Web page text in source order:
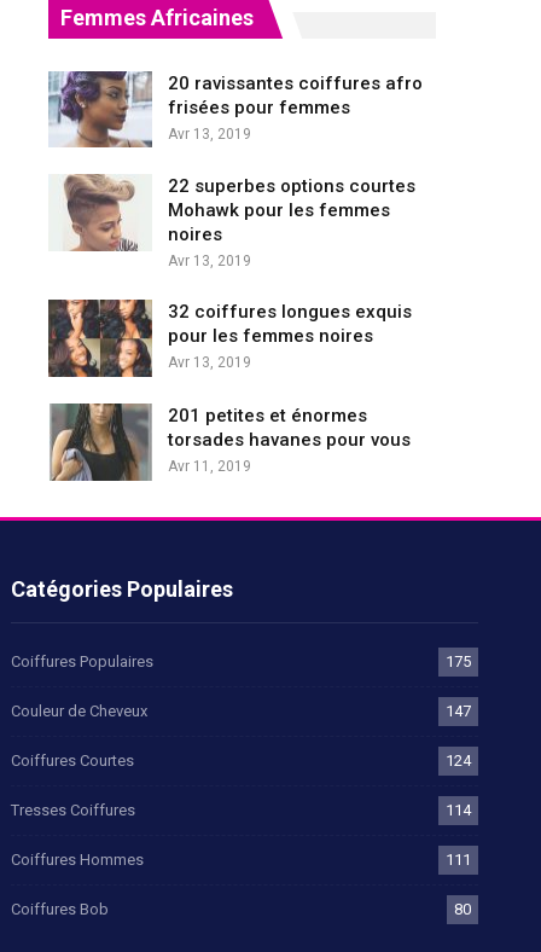
Femmes Africaines
20 ravissantes coiffures afro
frisées pour femmes
Avr 13, 2019
22 superbes options courtes
Mohawk pour les femmes
noires
Avr 13, 2019
32 coiffures longues exquis
pour les femmes noires
Avr 13, 2019
201 petites et énormes
torsades havanes pour vous
Avr 11, 2019
Catégories Populaires
Coiffures Populaires 175
Couleur de Cheveux 147
Coiffures Courtes 124
Tresses Coiffures 114
Coiffures Hommes 111
Coiffures Bob 80